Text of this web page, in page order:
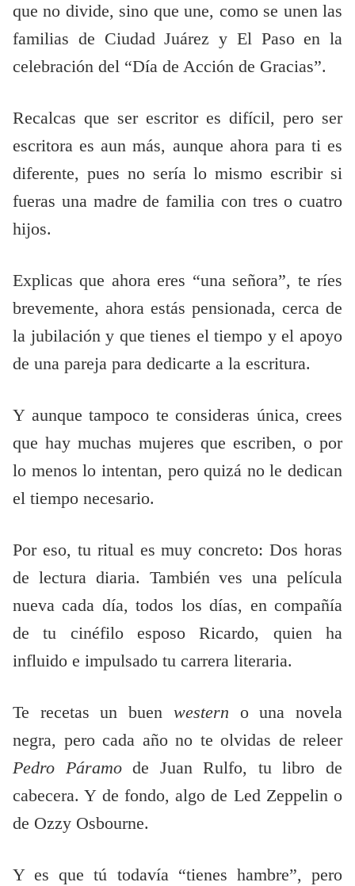
que no divide, sino que une, como se unen las
familias de Ciudad Juárez y El Paso en la
celebración del “Día de Acción de Gracias”.
Recalcas que ser escritor es difícil, pero ser
escritora es aun más, aunque ahora para ti es
diferente, pues no sería lo mismo escribir si
fueras una madre de familia con tres o cuatro
hijos.
Explicas que ahora eres “una señora”, te ríes
brevemente, ahora estás pensionada, cerca de
la jubilación y que tienes el tiempo y el apoyo
de una pareja para dedicarte a la escritura.
Y aunque tampoco te consideras única, crees
que hay muchas mujeres que escriben, o por
lo menos lo intentan, pero quizá no le dedican
el tiempo necesario.
Por eso, tu ritual es muy concreto: Dos horas
de lectura diaria. También ves una película
nueva cada día, todos los días, en compañía
de tu cinéfilo esposo Ricardo, quien ha
influido e impulsado tu carrera literaria.
Te recetas un buen western o una novela
negra, pero cada año no te olvidas de releer
Pedro Páramode Juan Rulfo, tu libro de
cabecera. Y de fondo, algo de Led Zeppelin o
de Ozzy Osbourne.
Y es que tú todavía “tienes hambre”, pero